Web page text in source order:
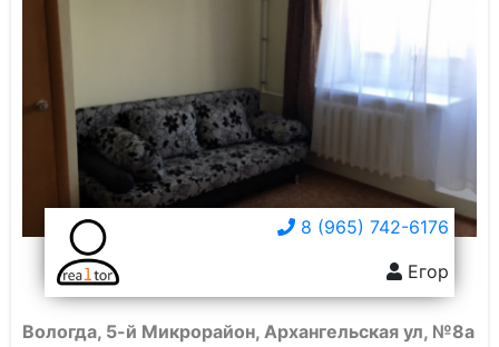
8 (965) 742-6176
Егор
Вологда, 5-й Микрорайон, Архангельская ул, №8а